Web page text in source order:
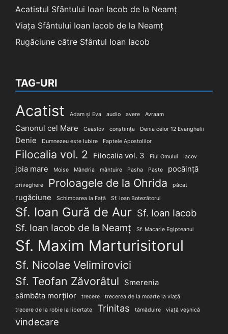
Acatistul Sfântului Ioan Iacob de la Neamț
Viața Sfântului Ioan Iacob de la Neamț
Rugăciune către Sfântul Ioan Iacob
TAG-URI
Acatist Adam și Eva audio avere Avraam
Canonul cel Mare Ceaslov conștiința Denia celor 12 Evanghelii
Denie Dumnezeu este Iubire Faptele Apostolilor
Filocalia vol. 2 Filocalia vol. 3 Fiul Omului Iacov
joia mare Moise Mândria mântuire Pasha Paște pocăință
priveghere Proloagele de la Ohrida păcat
rugăciune Schimbarea la Față Sf. Ioan Botezătorul
Sf. Ioan Gură de Aur Sf. Ioan Iacob
Sf. Ioan Iacob de la Neamț
Sf. Macarie Egipteanul
Sf. Maxim Marturisitorul
Sf. Nicolae Velimirovici
Sf. Teofan Zăvorâtul
Smerenia
sâmbăta morților
trecere
trecerea de la moarte la viață
trecere de la robie la libertate
Trinitas tămăduire viață veșnică
vindecare